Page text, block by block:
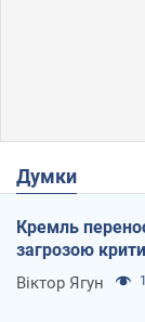
Думки
Кремль
загрозою
Віктор Ягун